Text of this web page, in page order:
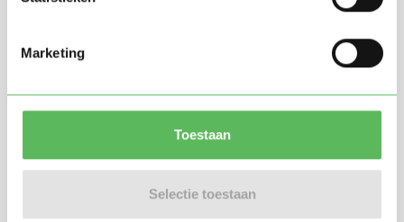
Marketing
Toestaan
Selectie toestaan
in 2017, bedoeld om ouders, oppassers en
brengen.